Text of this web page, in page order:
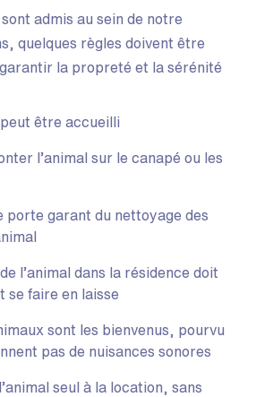
admis au sein de notre
quelques règles doivent être
la propreté et la sérénité
être accueilli
l’animal sur le canapé ou les
porte garant du nettoyage des
l’animal dans la résidence doit
se faire en laisse
sont les bienvenus, pourvu
pas de nuisances sonores
seul à la location, sans